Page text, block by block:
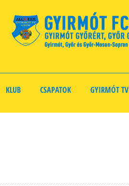
KLUB CSAPATOK GYIRMÓT TV